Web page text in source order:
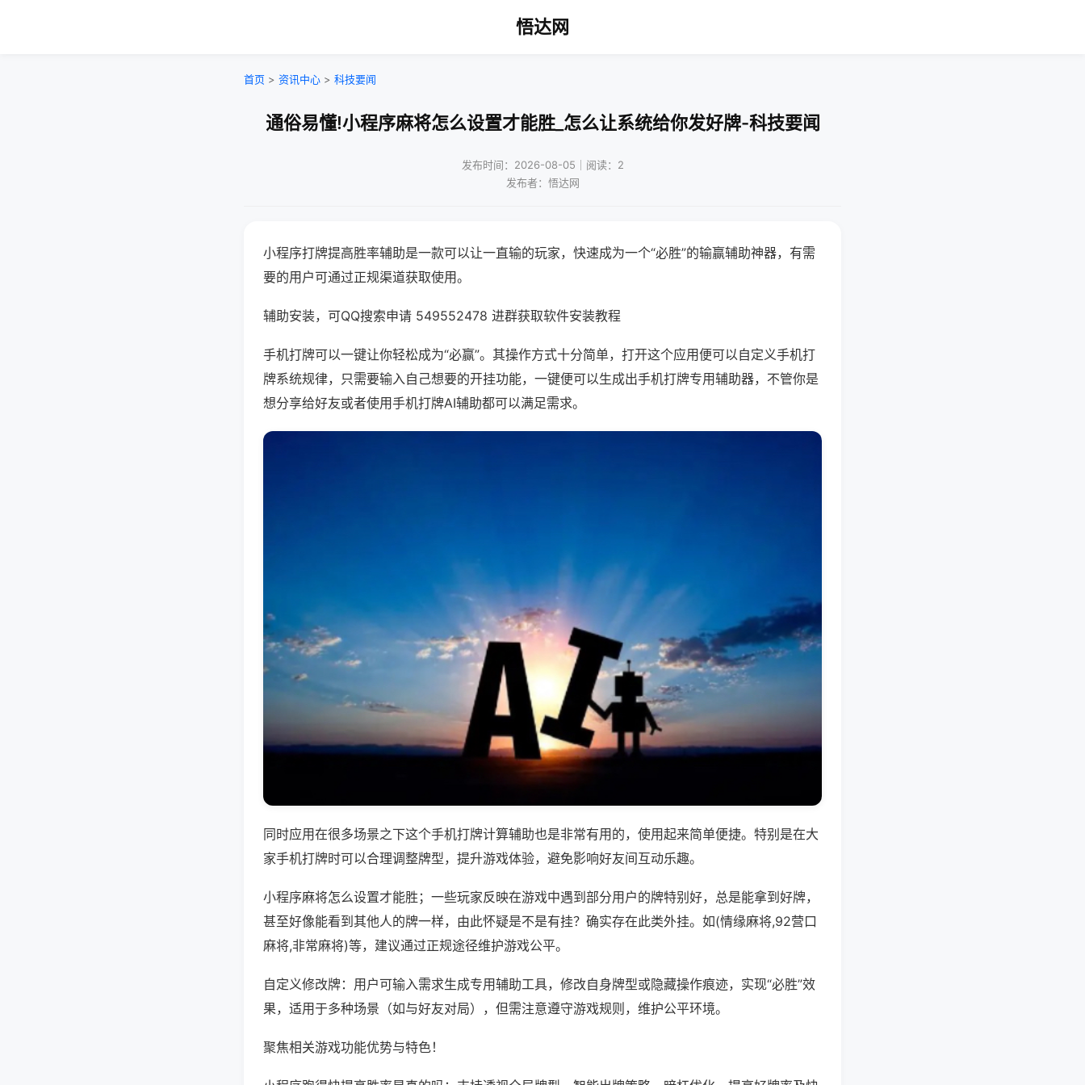
悟达网
首页 > 资讯中心 > 科技要闻
通俗易懂!小程序麻将怎么设置才能胜_怎么让系统给你发好牌-科技要闻
发布时间：2026-08-05｜阅读：2
发布者：悟达网
小程序打牌提高胜率辅助是一款可以让一直输的玩家，快速成为一个“必胜”的输赢辅助神器，有需
要的用户可通过正规渠道获取使用。
辅助安装，可QQ搜索申请 549552478 进群获取软件安装教程
手机打牌可以一键让你轻松成为“必赢”。其操作方式十分简单，打开这个应用便可以自定义手机打
牌系统规律，只需要输入自己想要的开挂功能，一键便可以生成出手机打牌专用辅助器，不管你是
想分享给好友或者使用手机打牌AI辅助都可以满足需求。
同时应用在很多场景之下这个手机打牌计算辅助也是非常有用的，使用起来简单便捷。特别是在大
家手机打牌时可以合理调整牌型，提升游戏体验，避免影响好友间互动乐趣。
小程序麻将怎么设置才能胜；一些玩家反映在游戏中遇到部分用户的牌特别好，总是能拿到好牌，
甚至好像能看到其他人的牌一样，由此怀疑是不是有挂？确实存在此类外挂。如(情缘麻将,92营口
麻将,非常麻将)等，建议通过正规途径维护游戏公平。
自定义修改牌：用户可输入需求生成专用辅助工具，修改自身牌型或隐藏操作痕迹，实现“必胜”效
果，适用于多种场景（如与好友对局），但需注意遵守游戏规则，维护公平环境。
聚焦相关游戏功能优势与特色！